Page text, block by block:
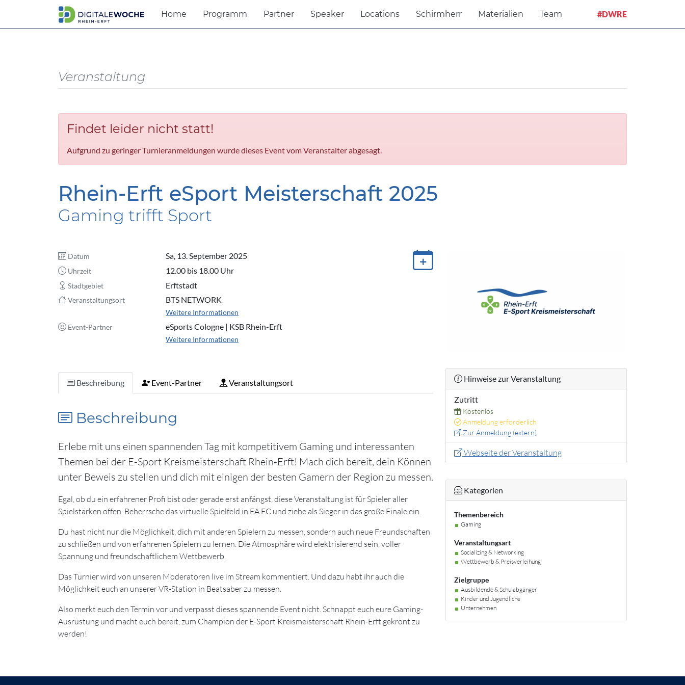
Home Programm Partner Speaker Locations Schirmherr Materialien Team #DWRE
Veranstaltung
Findet leider nicht statt!
Aufgrund zu geringer Turnieranmeldungen wurde dieses Event vom Veranstalter abgesagt.
Rhein-Erft eSport Meisterschaft 2025
Gaming trifft Sport
Datum Sa, 13. September 2025
Uhrzeit 12.00 bis 18.00 Uhr
Stadtgebiet Erftstadt
Veranstaltungsort BTS NETWORK
Weitere Informationen
Event-Partner
eSports Cologne | KSB Rhein-Erft
Weitere Informationen
Beschreibung Event-Partner Veranstaltungsort
Beschreibung
Erlebe mit uns einen spannenden Tag mit kompetitivem Gaming und interessanten
Themen bei der E-Sport Kreismeisterschaft Rhein-Erft! Mach dich bereit, dein Können
unter Beweis zu stellen und dich mit einigen der besten Gamern der Region zu messen.
Egal, ob du ein erfahrener Profi bist oder gerade erst anfängst, diese Veranstaltung ist für Spieler aller
Spielstärken offen. Beherrsche das virtuelle Spielfeld in EA FC und ziehe als Sieger in das große Finale ein.
Du hast nicht nur die Möglichkeit, dich mit anderen Spielern zu messen, sondern auch neue Freundschaften
zu schließen und von erfahrenen Spielern zu lernen. Die Atmosphäre wird elektrisierend sein, voller
Spannung und freundschaftlichem Wettbewerb.
Das Turnier wird von unseren Moderatoren live im Stream kommentiert. Und dazu habt ihr auch die
Möglichkeit euch an unserer VR-Station in Beatsaber zu messen.
Also merkt euch den Termin vor und verpasst dieses spannende Event nicht. Schnappt euch eure Gaming-
Ausrüstung und macht euch bereit, zum Champion der E-Sport Kreismeisterschaft Rhein-Erft gekrönt zu
werden!
Hinweise zur Veranstaltung
Zutritt
Kostenlos
Anmeldung erforderlich
Zur Anmeldung (extern)
Webseite der Veranstaltung
Kategorien
Themenbereich
Gaming
Veranstaltungsart
Socializing & Networking
Wettbewerb & Preisverleihung
Zielgruppe
Ausbildende & Schulabgänger
Kinder und Jugendliche
Unternehmen